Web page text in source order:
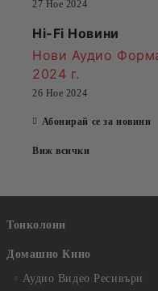
27 Ное 2024
Hi-Fi Новини
Нови Аудио
2024 г.
26 Ное 2024
Абонирай се за новини
Виж всички
Тонколони
Домашно Кино
Аудио Видео Рeсивъри